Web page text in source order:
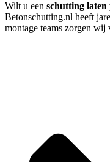
Wilt u een schutting laten
Betonschutting.nl heeft
montage teams zorgen